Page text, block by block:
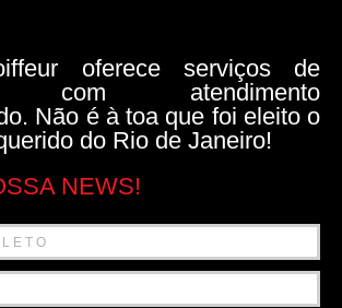
oferece serviços de
com atendimento
Não é à toa que foi eleito o
do Rio de Janeiro!
NEWS!